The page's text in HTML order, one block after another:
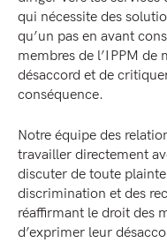
qui nécessite des
qu’un pas en avant
membres de l’IPPM de
désaccord et de
conséquence.
Notre équipe des
travailler directement
discuter de toute
discrimination et des
réaffirmant le droit des
d’exprimer leur